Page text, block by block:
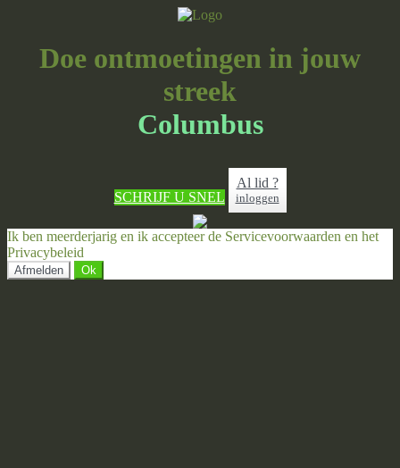
Doe ontmoetingen in jouw
streek
Columbus
SCHRIJF U SNEL
Al lid ?
inloggen
Ik ben meerderjarig en ik accepteer de Servicevoorwaarden en het
Privacybeleid
Afmelden Ok